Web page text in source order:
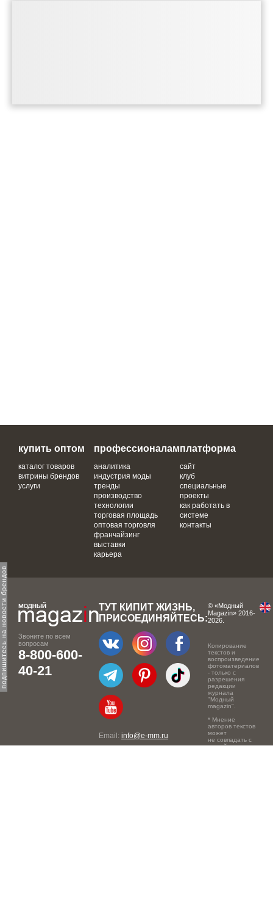
подпишитесь на новости брендов
купить оптом
каталог товаров
витрины брендов
услуги
профессионалам
аналитика
индустрия моды
тренды
производство
технологии
торговая площадь
оптовая торговля
франчайзинг
выставки
карьера
платформа
сайт
клуб
специальные
проекты
как работать в
системе
контакты
Звоните по всем
вопросам
8-800-600-
40-21
ТУТ КИПИТ ЖИЗНЬ,
ПРИСОЕДИНЯЙТЕСЬ:
Email: info@e-mm.ru
© «Модный
Magazin» 2016-
2026.
Копирование
текстов и
воспроизведение
фотоматериалов
- только с
разрешения
редакции
журнала
"Модный
magazin".
* Мнение
авторов текстов
может
не совпадать с
точкой зрения